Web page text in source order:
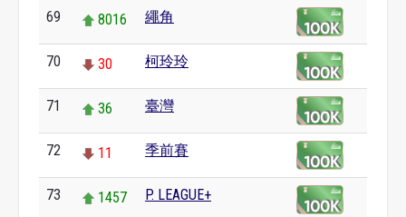
69 8016 繩角
70 30 柯玲玲
71 36 臺灣
72 11 季前賽
73 1457 P. LEAGUE+